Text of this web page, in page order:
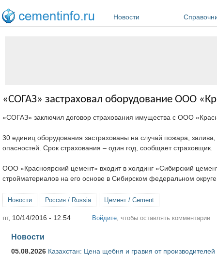
Новости
«СОГАЗ» застраховал оборудование ООО
«СОГАЗ» заключил договор страхования имущества с ООО
30 единиц оборудования застрахованы на случай пожара,
опасностей. Срок страхования – один год, сообщает страховщик.
ООО «Красноярский цемент» входит в холдинг «Сибирский
стройматериалов на его основе в Сибирском федеральном
Новости Россия / Russia Цемент / Cement
пт, 10/14/2016 - 12:54 Войдите , чтобы оставлять комментарии
Новости
05.08.2026 Казахстан: Цена щебня и гравия от